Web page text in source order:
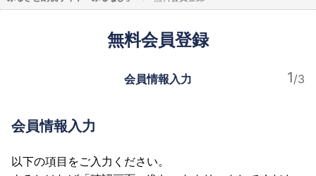
無料会員登録
会員情報入力
会員情報入力
以下の項目をご入力ください。